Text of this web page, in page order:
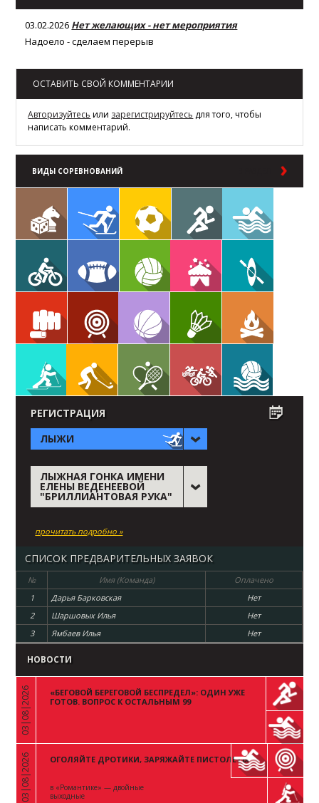
03.02.2026 Нет желающих - нет мероприятия
Надоело - сделаем перерыв
ОСТАВИТЬ СВОЙ КОММЕНТАРИИ
Авторизуйтесь или зарегистрируйтесь для того, чтобы
написать комментарий.
ВИДЫ СОРЕВНОВАНИЙ
РЕГИСТРАЦИЯ
ЛЫЖИ
ЛЫЖНАЯ ГОНКА ИМЕНИ
ЕЛЕНЫ ВЕДЕНЕЕВОЙ
"БРИЛЛИАНТОВАЯ РУКА"
прочитать подробно »
СПИСОК ПРЕДВАРИТЕЛЬНЫХ ЗАЯВОК
№ Имя (Команда)
Оплачено
1
Дарья Барковская
Нет
2
Шаршовых Илья
Нет
3
Ямбаев Илья Нет
НОВОСТИ
«
03|08|2026
«БЕГОВОЙ БЕРЕГОВОЙ БЕСПРЕДЕЛ»: ОДИН УЖЕ
ГОТОВ. ВОПРОС К ОСТАЛЬНЫМ 99
«
03|08|2026 ОГОЛЯЙТЕ ДРОТИКИ, ЗАРЯЖАЙТЕ ПИСТОЛЕТЫ
в «Романтике» — двойные
выходные